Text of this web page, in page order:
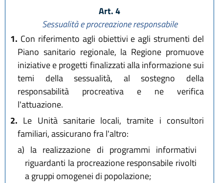
Art. 4
Sessualità e procreazione responsabile
1. Con riferimento agli obiettivi e agli strumenti del
Piano sanitario regionale, la Regione promuove
iniziative e progetti finalizzati alla informazione sui
temi della sessualità, al sostegno della
responsabilità procreativa e ne verifica
l'attuazione.
2. Le Unità sanitarie locali, tramite i consultori
familiari, assicurano fra l'altro:
a) la realizzazione di programmi informativi
riguardanti la procreazione responsabile rivolti
a gruppi omogenei di popolazione;